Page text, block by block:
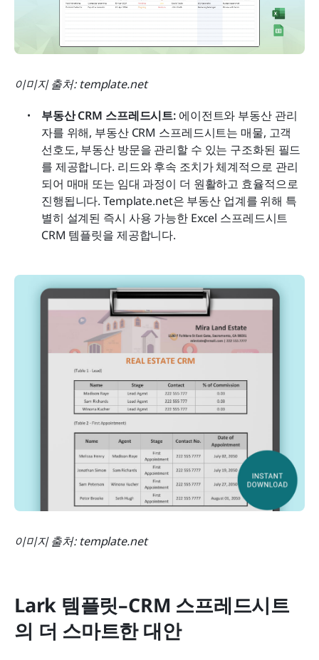
이미지 출처: template.net
부동산 CRM 스프레드시트: 에이전트와 부동산 관리
자를 위해, 부동산 CRM 스프레드시트는 매물, 고객
선호도, 부동산 방문을 관리할 수 있는 구조화된 필드
를 제공합니다. 리드와 후속 조치가 체계적으로 관리
되어 매매 또는 임대 과정이 더 원활하고 효율적으로
진행됩니다. Template.net은 부동산 업계를 위해 특
별히 설계된 즉시 사용 가능한 Excel 스프레드시트
CRM 템플릿을 제공합니다.
이미지 출처: template.net
Lark 템플릿–CRM 스프레드시트
의 더 스마트한 대안